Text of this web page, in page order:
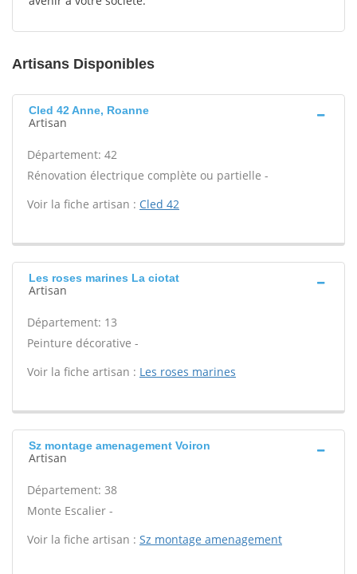
Artisans Disponibles
Cled 42 Anne, Roanne
Artisan
Département: 42
Rénovation électrique complète ou partielle -
Voir la fiche artisan : Cled 42
Les roses marines La ciotat
Artisan
Département: 13
Peinture décorative -
Voir la fiche artisan : Les roses marines
Sz montage amenagement Voiron
Artisan
Département: 38
Monte Escalier -
Voir la fiche artisan : Sz montage amenagement